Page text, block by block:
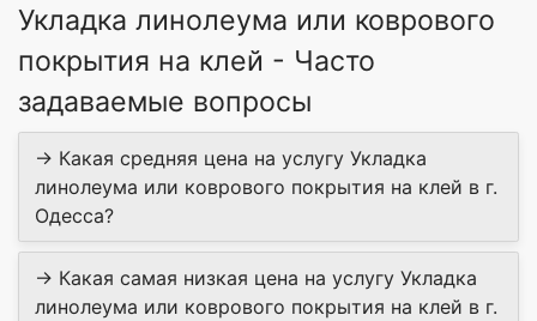
Укладка линолеума или коврового
покрытия на клей - Часто
задаваемые вопросы
→ Какая средняя цена на услугу Укладка
линолеума или коврового покрытия на клей в г.
Одесса?
→ Какая самая низкая цена на услугу Укладка
линолеума или коврового покрытия на клей в г.